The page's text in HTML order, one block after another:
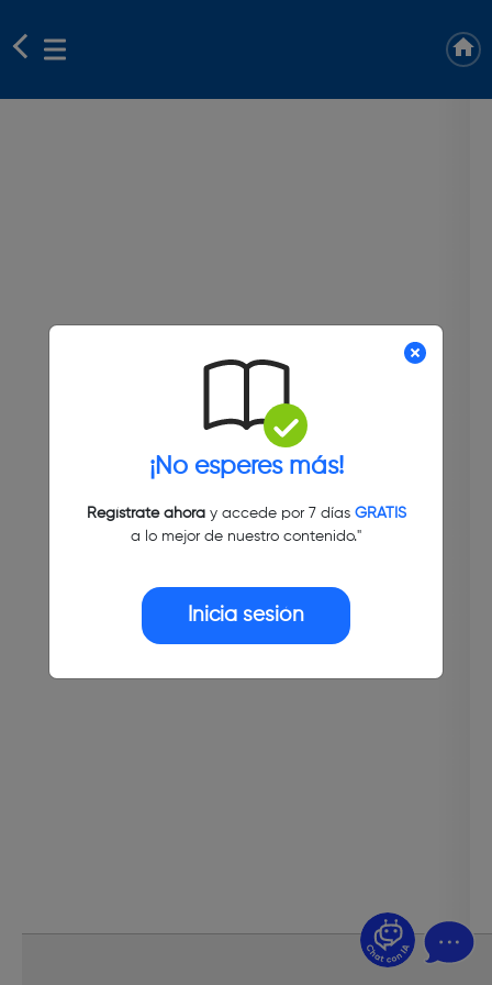
¡No esperes más!
Regístrate ahoray accede por 7 días GRATIS
a lo mejor de nuestro contenido."
Inicia sesión